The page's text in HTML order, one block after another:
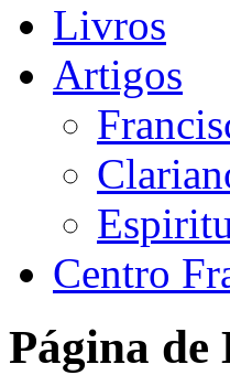
Livros
Artigos
Centro
Página de